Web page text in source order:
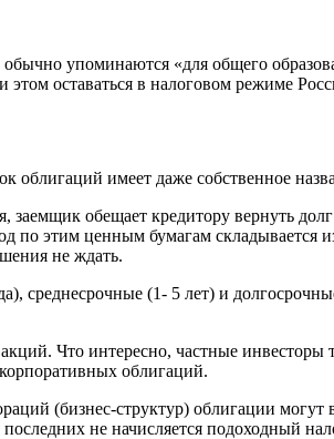
упоминаются «для общего
оставаться в налоговом режиме
облигаций имеет даже собственное
обещает кредитору вернуть
этим ценным бумагам складывается
не ждать.
среднесрочные (1- 5 лет) и
Что интересно, частные инвесторы
облигаций.
(бизнес-структур) облигации могут
не начисляется подоходный